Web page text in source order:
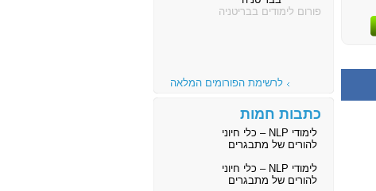
פורום לימודים בבריטניה
לרשימת הפורומים המלאה
כתבות חמות
לימודי NLP – כלי חיוני
להורים של מתבגרים
לימודי NLP – כלי חיוני
להורים של מתבגרים